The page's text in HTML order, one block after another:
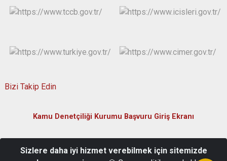
Bizi Takip Edin
Kamu Denetçiliği Kurumu Başvuru Giriş Ekranı
Merkez/Niğde
Sizlere daha iyi hizmet verebilmek için sitemizde